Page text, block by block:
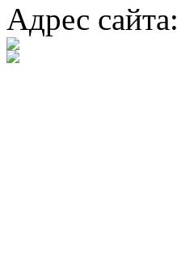
Адрес сайта: